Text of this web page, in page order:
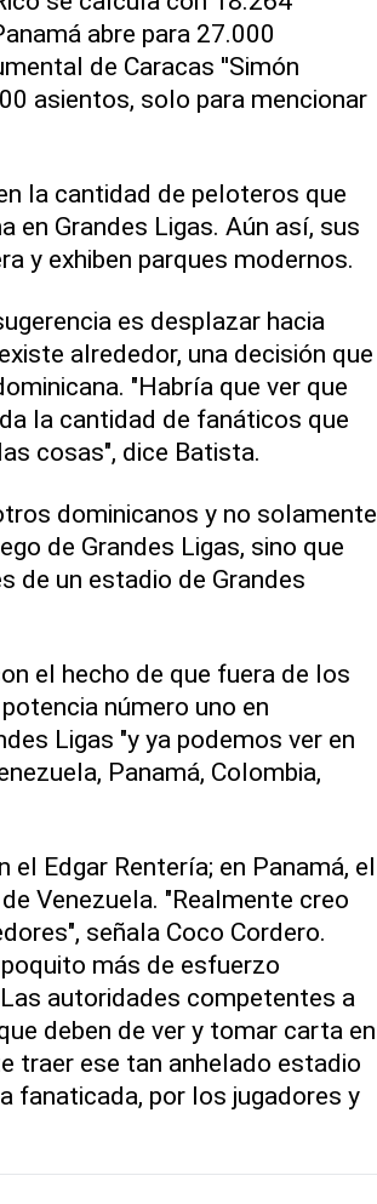
abre para 27.000
de Caracas ''Simón
asientos, solo para mencionar
la cantidad de peloteros que
en Grandes Ligas. Aún así, sus
y exhiben parques modernos.
es desplazar hacia
alrededor, una decisión que
"Habría que ver que
la cantidad de fanáticos que
cosas", dice Batista.
dominicanos y no solamente
de Grandes Ligas, sino que
de un estadio de Grandes
el hecho de que fuera de los
número uno en
Ligas "y ya podemos ver en
Panamá, Colombia,
el Edgar Rentería; en Panamá, el
Venezuela. "Realmente creo
señala Coco Cordero.
más de esfuerzo
autoridades competentes a
deben de ver y tomar carta en
traer ese tan anhelado estadio
fanaticada, por los jugadores y